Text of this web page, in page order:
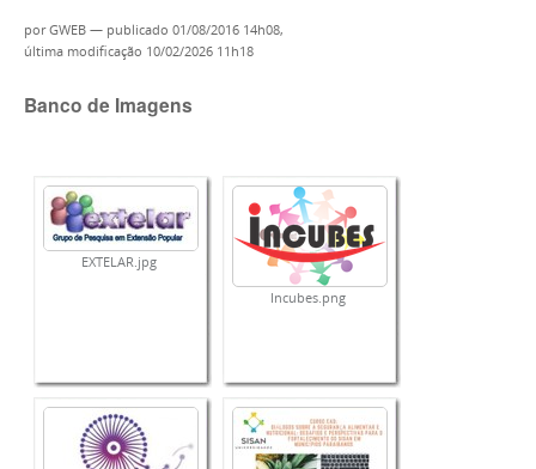
porGWEB — publicado 01/08/2016 14h08,
última modificação 10/02/2026 11h18
Banco de Imagens
EXTELAR.jpg
Incubes.png